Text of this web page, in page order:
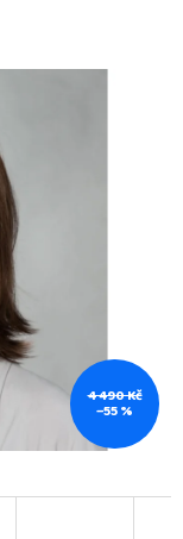
4 490 Kč
–55 %